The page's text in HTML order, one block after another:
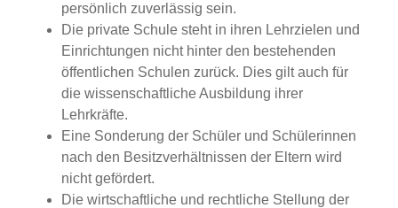
persönlich zuverlässig sein.
Die private Schule steht in ihren Lehrzielen und
Einrichtungen nicht hinter den bestehenden
öffentlichen Schulen zurück. Dies gilt auch für
die wissenschaftliche Ausbildung ihrer
Lehrkräfte.
Eine Sonderung der Schüler und Schülerinnen
nach den Besitzverhältnissen der Eltern wird
nicht gefördert.
Die wirtschaftliche und rechtliche Stellung der